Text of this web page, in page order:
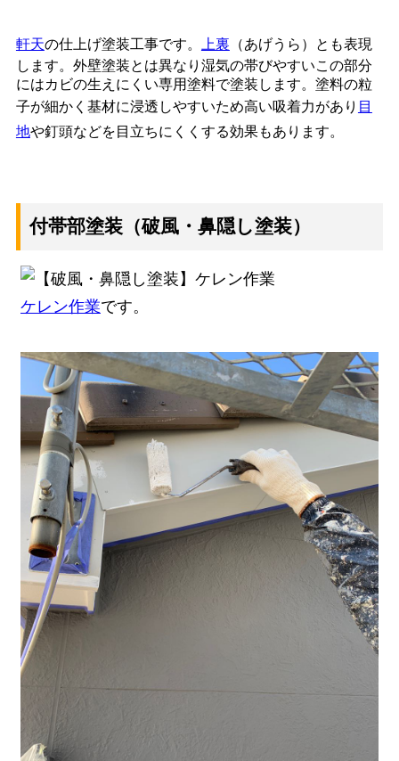
軒天の仕上げ塗装工事です。 上裏 （あげうら）とも表現
します。外壁塗装とは異なり湿気の帯びやすいこの部分
にはカビの生えにくい専用塗料で塗装します。塗料の粒
子が細かく基材に浸透しやすいため高い吸着力があり 目
地や釘頭などを目立ちにくくする効果もあります。
付帯部塗装（破風・鼻隠し塗装）
ケレン作業です。